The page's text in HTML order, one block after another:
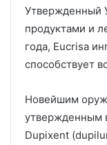
Утвержденный
продуктами и
года, Eucrisa
способствует
Новейшим
утвержденным
Dupixent